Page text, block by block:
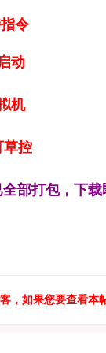
令
动
机
草控
部打包，下载
，如果您要查看本